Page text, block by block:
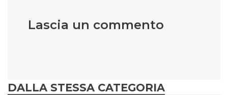
Lascia un commento
DALLA STESSA CATEGORIA